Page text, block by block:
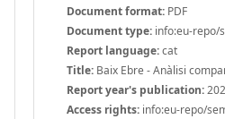
Document format: PDF
Document type: info:eu-repo/
Report language:cat
Title: Baix Ebre - Anàlisi
Report year's publication:
Access rights: info:eu-repo/